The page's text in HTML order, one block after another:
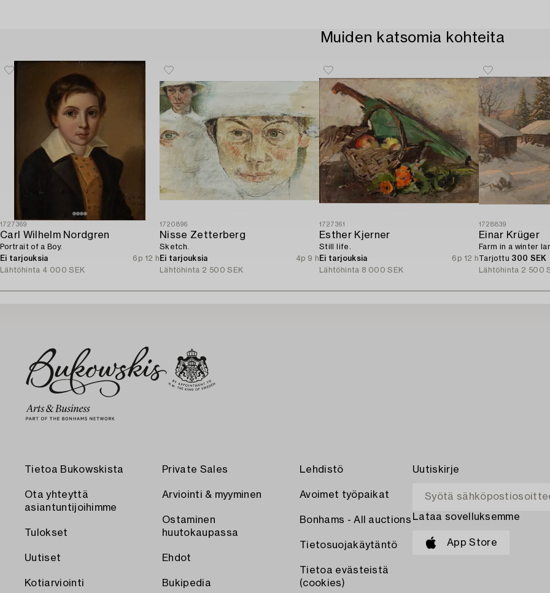
Muiden katsomia kohteita
1727369
Carl Wilhelm Nordgren
Portrait of a Boy.
Ei tarjouksia
6p 12 h
Lähtöhinta 4 000 SEK
1720896
Nisse Zetterberg
Sketch.
Ei tarjouksia
4p 9 h
Lähtöhinta 2 500 SEK
1727361
Esther Kjerner
Still life.
Ei tarjouksia
6p 12 h
Lähtöhinta 8 000 SEK
1728839
Einar Krüger
Farm in a winter
Tarjottu 300 SEK
Lähtöhinta 2 500
Tietoa Bukowskista
Ota yhteyttä
asiantuntijoihimme
Tulokset
Uutiset
Kotiarviointi
Private Sales
Arviointi & myyminen
Ostaminen
huutokaupassa
Ehdot
Bukipedia
Lehdistö
Avoimet työpaikat
Bonhams - All auctions
Tietosuojakäytäntö
Tietoa evästeistä
(cookies)
Uutiskirje
Lataa sovelluksemme
App Store